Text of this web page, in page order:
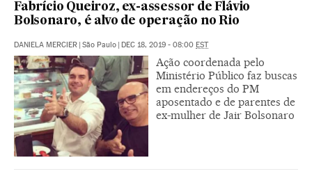
Fabrício Queiroz, ex-assessor de Flávio
Bolsonaro, é alvo de operação no Rio
DANIELA MERCIER | São Paulo | DEC 18, 2019 - 08:00 EST
Ação coordenada pelo
Ministério Público faz buscas
em endereços do PM
aposentado e de parentes de
ex-mulher de Jair Bolsonaro